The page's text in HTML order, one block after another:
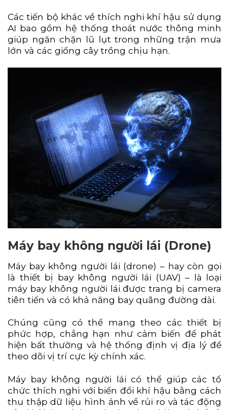
Các tiến bộ khác về thích nghi khí hậu sử dụng
AI bao gồm hệ thống thoát nước thông minh
giúp ngăn chặn lũ lụt trong những trận mưa
lớn và các giống cây trồng chịu hạn.
Máy bay không người lái (Drone)
Máy bay không người lái (drone) – hay còn gọi
là thiết bị bay không người lái (UAV) – là loại
máy bay không người lái được trang bị camera
tiên tiến và có khả năng bay quãng đường dài.
Chúng cũng có thể mang theo các thiết bị
phức hợp, chẳng hạn như cảm biến để phát
hiện bất thường và hệ thống định vị địa lý để
theo dõi vị trí cực kỳ chính xác.
Máy bay không người lái có thể giúp các tổ
chức thích nghi với biến đổi khí hậu bằng cách
thu thập dữ liệu hình ảnh về rủi ro và tác động